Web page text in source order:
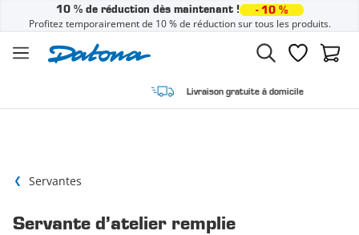
10 % de réduction dès maintenant ! - 10 %
Profitez temporairement de 10 % de réduction sur tous les produits.
Liste dePanier
Livraison gratuite à domicile
Servantes
Servante d’atelier remplie